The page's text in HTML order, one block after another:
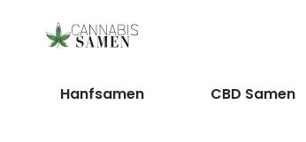
Hanfsamen CBD Samen